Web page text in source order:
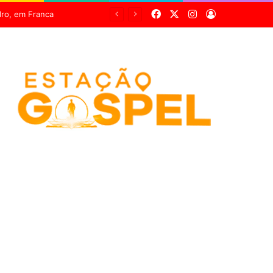
FacebookInstagram
Entrar